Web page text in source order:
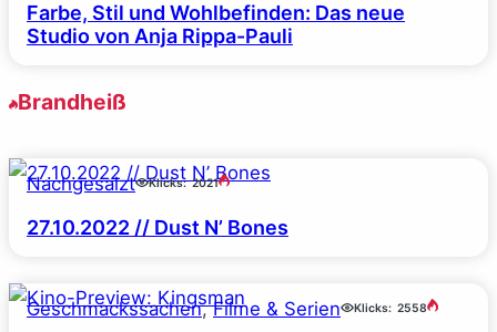
Farbe, Stil und Wohlbefinden: Das neue
Studio von Anja Rippa-Pauli
Brandheiß
Nachgesalzt Klicks: 2021
27.10.2022 // Dust N’ Bones
Geschmackssachen, Filme & Serien Klicks: 2558